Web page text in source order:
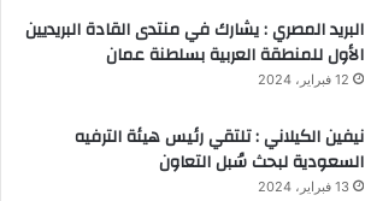
البريد المصري : يشارك في منتدى القادة البريديين
الأول للمنطقة العربية بسلطنة عمان
12 فبراير، 2024
نيفين الكيلاني : تلتقي رئيس هيئة الترفيه
السعودية لبحث سُبل التعاون
13 فبراير، 2024